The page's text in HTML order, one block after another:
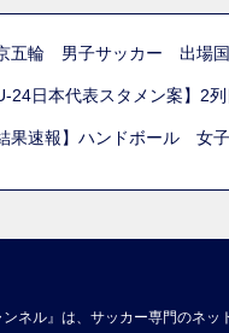
五輪 男子サッカー 出場国
U-24日本代表スタメン案】2
結果速報】ハンドボール 女
ンネル』は、サッカー専門のネ